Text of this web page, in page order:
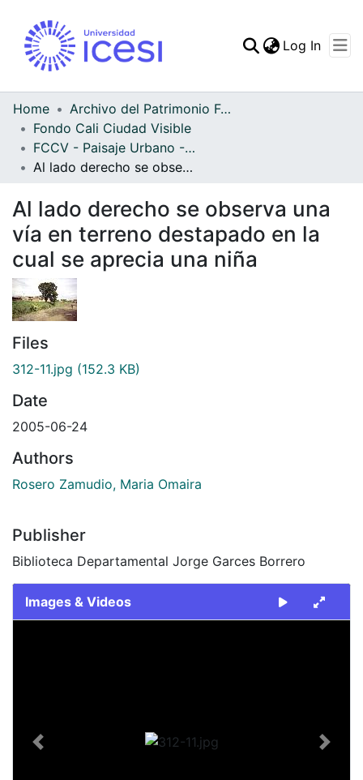
Log In
Home
Archivo del Patrimonio Fotográfico y Fílmico del Valle del Cauca
Fondo Cali Ciudad Visible
FCCV - Paisaje Urbano - Patrimonial
Al lado derecho se observa una vía en terreno destapado en la cual se aprecia una niña
Al lado derecho se observa una
vía en terreno destapado en la
cual se aprecia una niña
Files
312-11.jpg (152.3 KB)
Date
2005-06-24
Authors
Rosero Zamudio, Maria Omaira
Publisher
Biblioteca Departamental Jorge Garces Borrero
Images & Videos
Previous Next